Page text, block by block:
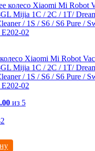
Xiaomi Mi Robot
Mijia 1C / 2C / 1T/
/ 1S / S6 / S6 Pure /
02
из 5